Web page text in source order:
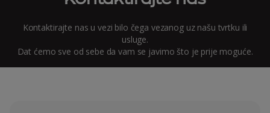
Kontaktirajte nas u vezi bilo čega vezanog uz našu tvrtku ili
usluge.
Dat ćemo sve od sebe da vam se javimo što je prije moguće.